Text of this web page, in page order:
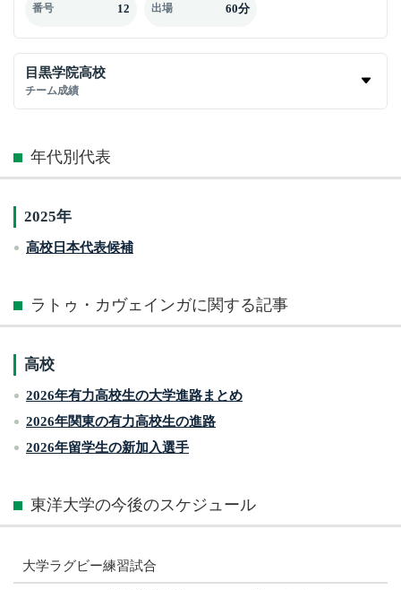
番号 12 出場 60分
目黒学院高校
チーム成績
年代別代表
2025年
高校日本代表候補
ラトゥ・カヴェインガに関する記事
高校
2026年有力高校生の大学進路まとめ
2026年関東の有力高校生の進路
2026年留学生の新加入選手
東洋大学の今後のスケジュール
大学ラグビー練習試合